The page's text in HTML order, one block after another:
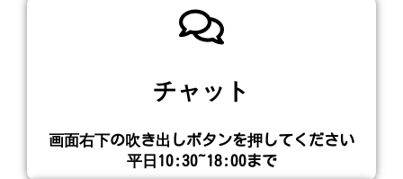
チャット
画面右下の吹き出しボタンを押してください​
平日10:30~18:00まで